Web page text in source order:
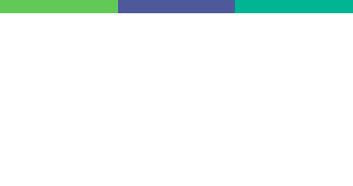
受講に関するお問い合わせ